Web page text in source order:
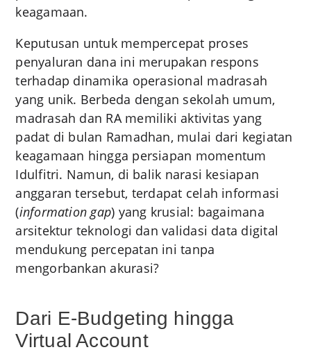
keagamaan.
Keputusan untuk mempercepat proses
penyaluran dana ini merupakan respons
terhadap dinamika operasional madrasah
yang unik. Berbeda dengan sekolah umum,
madrasah dan RA memiliki aktivitas yang
padat di bulan Ramadhan, mulai dari kegiatan
keagamaan hingga persiapan momentum
Idulfitri. Namun, di balik narasi kesiapan
anggaran tersebut, terdapat celah informasi
(information gap) yang krusial: bagaimana
arsitektur teknologi dan validasi data digital
mendukung percepatan ini tanpa
mengorbankan akurasi?
Dari E-Budgeting hingga
Virtual Account